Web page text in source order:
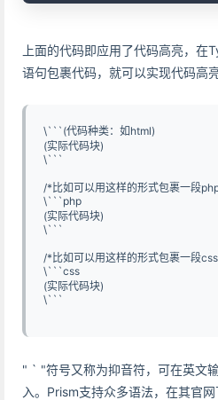
上面的代码即应用了代码高亮，
语句包裹代码，就可以实现代码高亮
\```(代码种类：如html)
(实际代码块)
\```
/*比如可以用这样的形式包裹一段
\```php
(实际代码块)
\```
/*比如可以用这样的形式包裹一段
\```css
(实际代码块)
\```
" ` "符号又称为抑音符，可在英文
入。Prism支持众多语法，在其官